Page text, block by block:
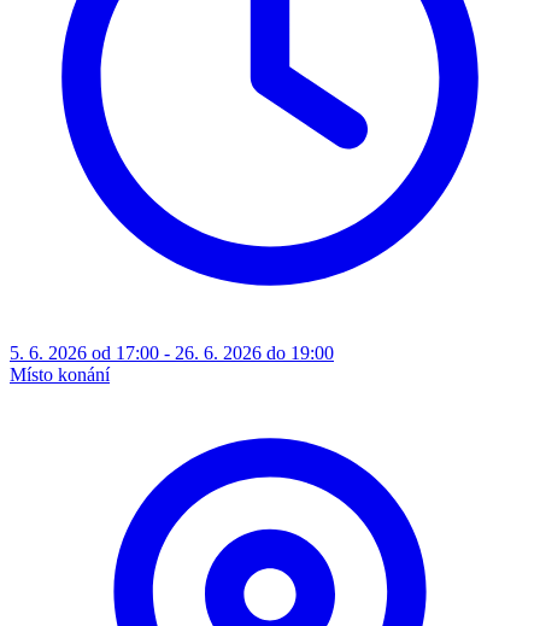
5. 6. 2026 od 17:00 - 26. 6. 2026 do 19:00
Místo konání